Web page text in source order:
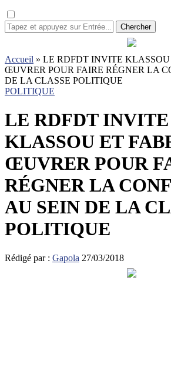
Chercher
Accueil » LE RDFDT INVITE KLASSOU
ŒUVRER POUR FAIRE RÉGNER LA
DE LA CLASSE POLITIQUE
POLITIQUE
LE RDFDT INVITE
KLASSOU ET
ŒUVRER POUR
RÉGNER LA
AU SEIN DE LA
POLITIQUE
Rédigé par : Gapola 27/03/2018